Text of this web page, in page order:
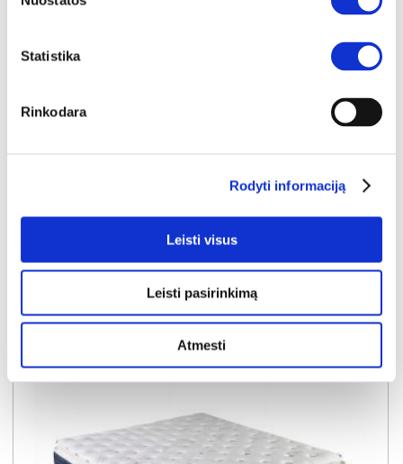
Statistika
Rinkodara
Rodyti informaciją
Leisti visus
Leisti pasirinkimą
Atmesti
269€
Į krepšelį